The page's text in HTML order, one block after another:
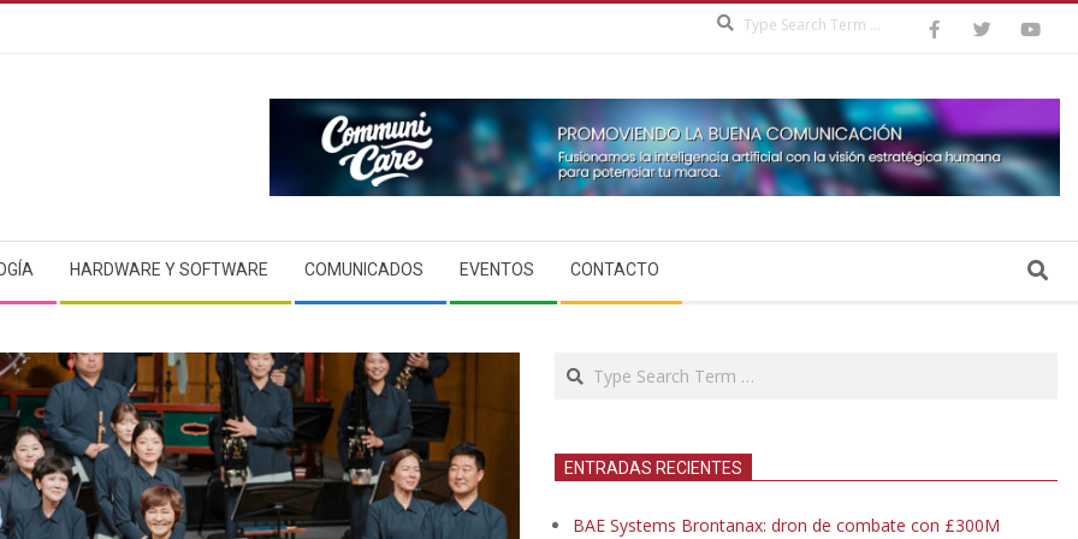
HARDWARE Y SOFTWARE COMUNICADOS EVENTOS CONTACTO Search
Search
ENTRADAS RECIENTES
BAE Systems Brontanax: dron de combate con £300M